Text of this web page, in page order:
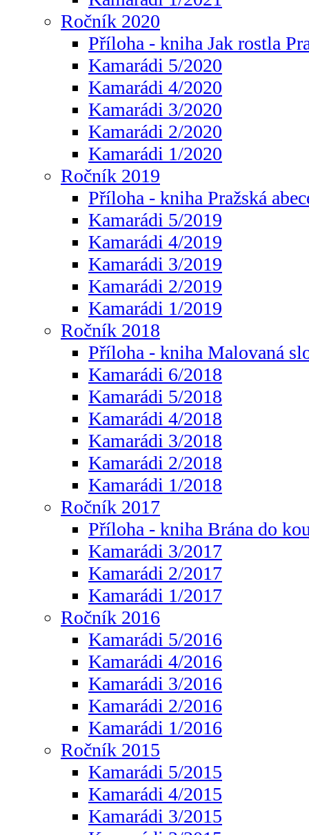
Ročník 2020
Příloha - kniha Jak rostla
Kamarádi 5/2020
Kamarádi 4/2020
Kamarádi 3/2020
Kamarádi 2/2020
Kamarádi 1/2020
Ročník 2019
Příloha - kniha Pražská
Kamarádi 5/2019
Kamarádi 4/2019
Kamarádi 3/2019
Kamarádi 2/2019
Kamarádi 1/2019
Ročník 2018
Příloha - kniha Malovaná
Kamarádi 6/2018
Kamarádi 5/2018
Kamarádi 4/2018
Kamarádi 3/2018
Kamarádi 2/2018
Kamarádi 1/2018
Ročník 2017
Příloha - kniha Brána do
Kamarádi 3/2017
Kamarádi 2/2017
Kamarádi 1/2017
Ročník 2016
Kamarádi 5/2016
Kamarádi 4/2016
Kamarádi 3/2016
Kamarádi 2/2016
Kamarádi 1/2016
Ročník 2015
Kamarádi 5/2015
Kamarádi 4/2015
Kamarádi 3/2015